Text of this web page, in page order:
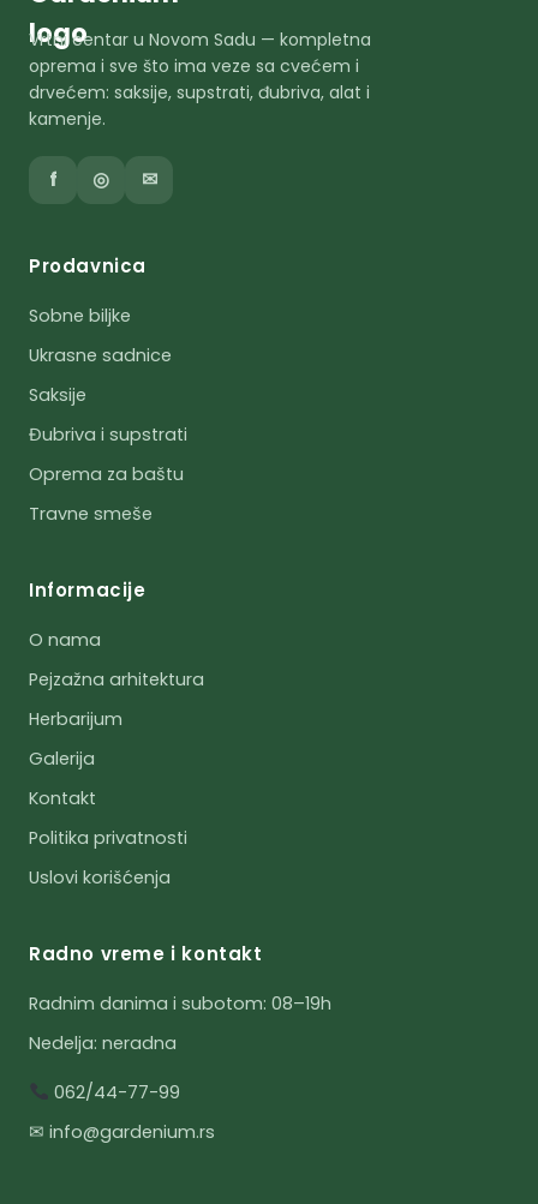
Vrtni centar u Novom Sadu — kompletna
oprema i sve što ima veze sa cvećem i
drvećem: saksije, supstrati, đubriva, alat i
kamenje.
f ◎ ✉
Prodavnica
Sobne biljke
Ukrasne sadnice
Saksije
Đubriva i supstrati
Oprema za baštu
Travne smeše
Informacije
O nama
Pejzažna arhitektura
Herbarijum
Galerija
Kontakt
Politika privatnosti
Uslovi korišćenja
Radno vreme i kontakt
Radnim danima i subotom: 08–19h
Nedelja: neradna
062/44-77-99
✉ info@gardenium.rs